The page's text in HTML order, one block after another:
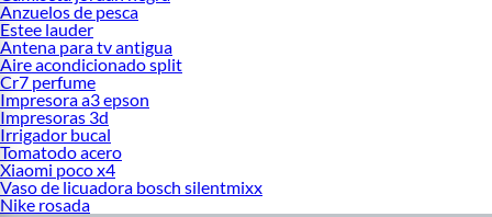
Anzuelos de pesca
Estee lauder
Antena para tv antigua
Aire acondicionado split
Cr7 perfume
Impresora a3 epson
Impresoras 3d
Irrigador bucal
Tomatodo acero
Xiaomi poco x4
Vaso de licuadora bosch silentmixx
Nike rosada